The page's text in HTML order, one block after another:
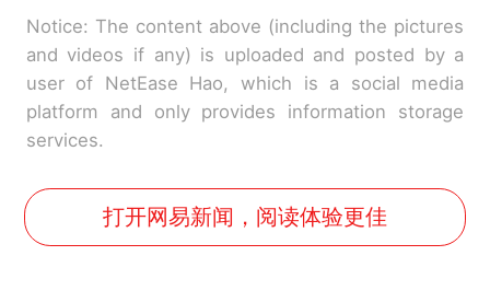
Notice: The content above (including the pictures
and videos if any) is uploaded and posted by a
user of NetEase Hao, which is a social media
platform and only provides information storage
services.
打开网易新闻，阅读体验更佳